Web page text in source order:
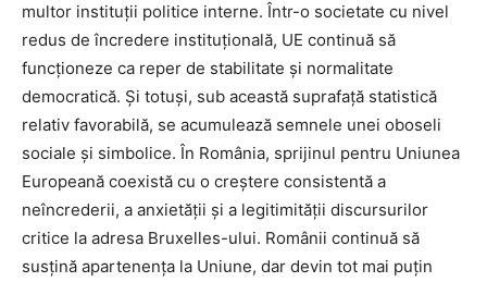
multor instituții politice interne. Într-o societate cu nivel
redus de încredere instituțională, UE continuă să
funcționeze ca reper de stabilitate și normalitate
democratică. Și totuși, sub această suprafață statistică
relativ favorabilă, se acumulează semnele unei oboseli
sociale și simbolice. În România, sprijinul pentru Uniunea
Europeană coexistă cu o creștere consistentă a
neîncrederii, a anxietății și a legitimității discursurilor
critice la adresa Bruxelles-ului. Românii continuă să
susțină apartenența la Uniune, dar devin tot mai puțin